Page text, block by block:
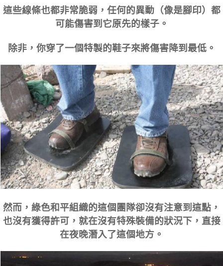
這些線條也都非常脆弱，任何的異動（像是腳印）都
可能傷害到它原先的樣子。
除非，你穿了一個特製的鞋子來將傷害降到最低。
然而，綠色和平組織的這個團隊卻沒有注意到這點，
也沒有獲得許可，就在沒有特殊裝備的狀況下，直接
在夜晚潛入了這個地方。